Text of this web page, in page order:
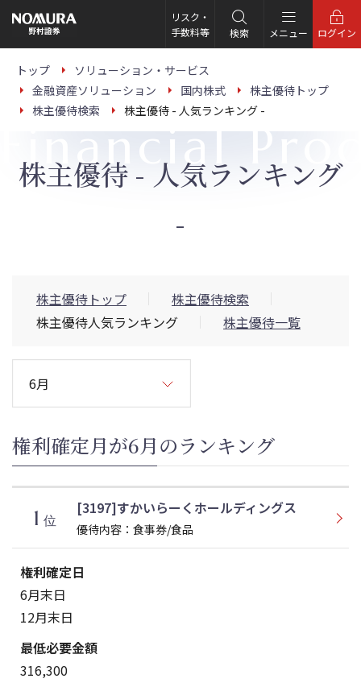
の
ー
リスク・
手数料等
検索 メニュー ログイン
トップ
ソリューション・サービス
金融資産ソリューション
国内株式
株主優待トップ
株主優待検索
株主優待 - 人気ランキング -
Financial
株主優待 - 人気ランキング
-
株主優待トップ
株主優待検索
株主優待人気ランキング
株主優待一覧
権利確定月が6月のランキング
1 位
[3197]すかいらーくホールディングス
優待内容：食事券/食品
6月末日
12月末日
316,300